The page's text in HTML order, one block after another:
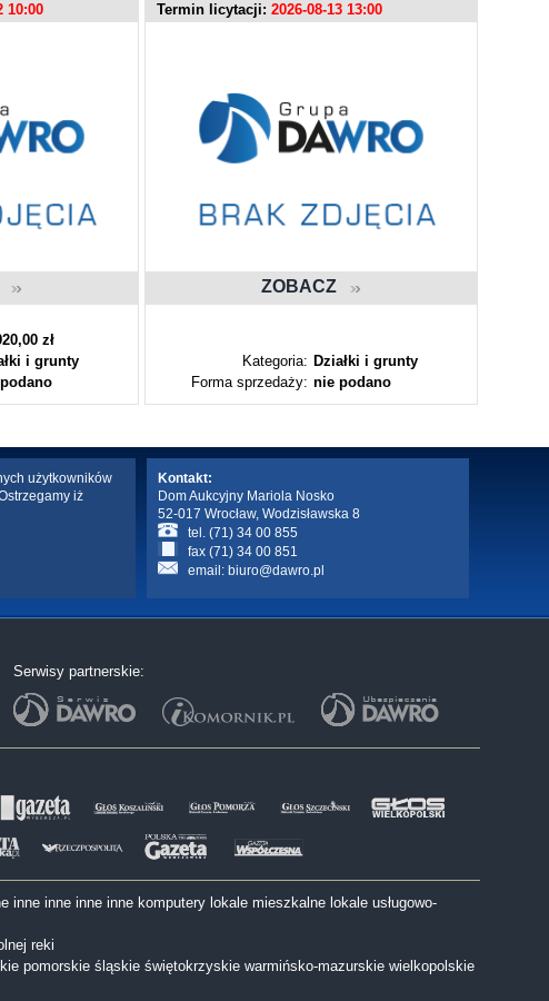
10:00
zł
i grunty
Termin licytacji: 2026-08-13 13:00
ZOBACZ
Kategoria: Działki i grunty
Forma sprzedaży: nie podano
użytkowników
iż
Kontakt:
Dom Aukcyjny Mariola Nosko
52-017 Wrocław, Wodzisławska 8
tel. (71) 34 00 855
fax (71) 34 00 851
email: biuro@dawro.pl
Serwisy partnerskie:
inne inne inne inne komputery lokale mieszkalne lokale usługowo-
reki
pomorskie śląskie świętokrzyskie warmińsko-mazurskie wielkopolskie